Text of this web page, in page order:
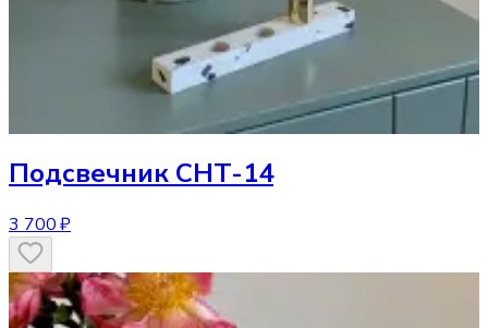
Подсвечник CHT-14
3 700 ₽